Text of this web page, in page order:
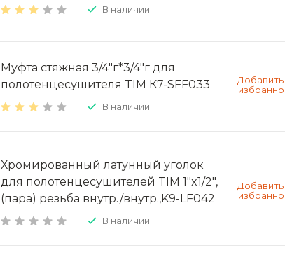
В наличии
Муфта стяжная 3/4"г*3/4"г для
полотенцесушителя TIM К7-SFF033
В наличии
Хромированный латунный уголок
для полотенцесушителей TIM 1"x1/2",
(пара) резьба внутр./внутр.,K9-LF042
В наличии